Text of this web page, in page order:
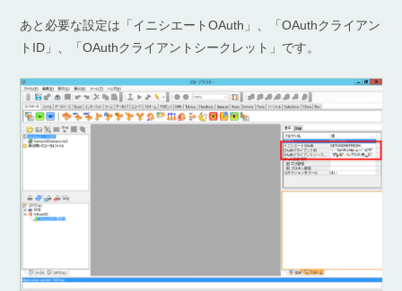
あと必要な設定は「イニシエートOAuth」、「OAuthクライアン
トID」、「OAuthクライアントシークレット」です。